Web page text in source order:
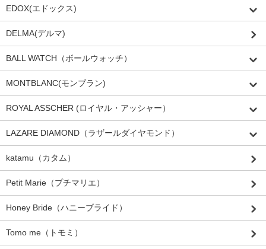
EDOX(エドックス)
DELMA(デルマ)
BALL WATCH（ボールウォッチ）
MONTBLANC(モンブラン)
ROYAL ASSCHER (ロイヤル・アッシャー）
LAZARE DIAMOND（ラザールダイヤモンド）
katamu（カタム）
Petit Marie（プチマリエ）
Honey Bride（ハニーブライド）
Tomo me（トモミ）